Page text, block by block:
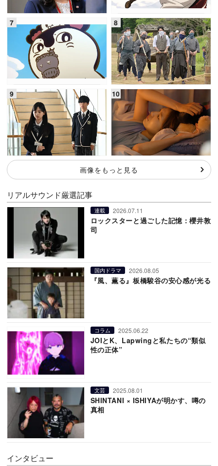
画像をもっと見る
リアルサウンド厳選記事
連載 2026.07.11
ロックスターと過ごした記憶：櫻井敦
司
国内ドラマ 2026.08.05
『風、薫る』板橋駿谷の安心感が光る
コラム 2025.06.22
JOIとK、Lapwingと私たちの“類似
性の正体”
文芸 2025.08.01
SHINTANI × ISHIYAが明かす、噂の
真相
インタビュー